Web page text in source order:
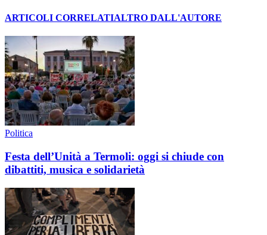
ARTICOLI CORRELATIALTRO DALL'AUTORE
Politica
Festa dell’Unità a Termoli: oggi si chiude con
dibattiti, musica e solidarietà